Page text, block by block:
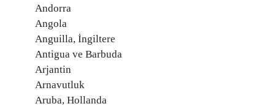
Andorra
Angola
Anguilla, İngiltere
Antigua ve Barbuda
Arjantin
Arnavutluk
Aruba, Hollanda